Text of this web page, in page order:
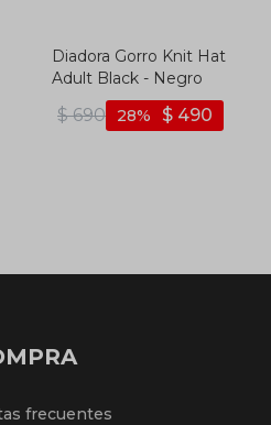
Diadora Gorro Knit Hat
Adult Black - Negro
$ 690 $ 490
28
frecuentes